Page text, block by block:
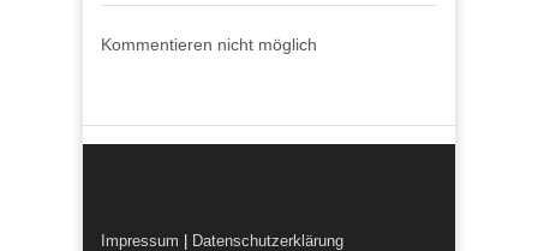
Kommentieren nicht möglich
Impressum Datenschutzerklärung